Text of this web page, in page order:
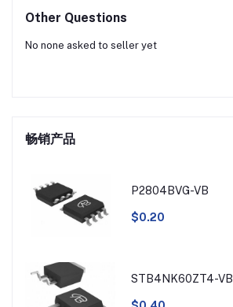
Other Questions
No none asked to seller yet
畅销产品
P2804BVG-VB
$0.20
STB4NK60ZT4-VB